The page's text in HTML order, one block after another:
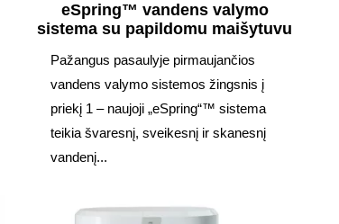
eSpring™ vandens valymo
sistema su papildomu maišytuvu
Pažangus pasaulyje pirmaujančios
vandens valymo sistemos žingsnis į
priekį 1 – naujoji „eSpring“™ sistema
teikia švaresnį, sveikesnį ir skanesnį
vandenį...